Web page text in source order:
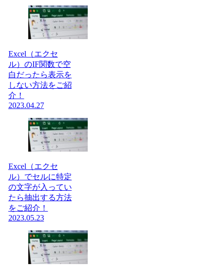
Excel（エクセ
ル）のIF関数で空
白だったら表示を
しない方法をご紹
介！
2023.04.27
Excel（エクセ
ル）でセルに特定
の文字が入ってい
たら抽出する方法
をご紹介！
2023.05.23